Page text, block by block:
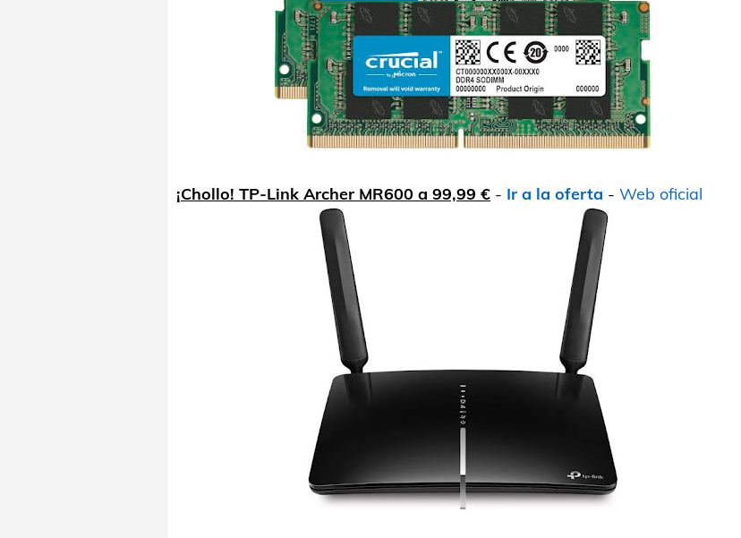
¡Chollo! TP-Link Archer MR600 a 99,99 € - Ir a la oferta - Web oficial